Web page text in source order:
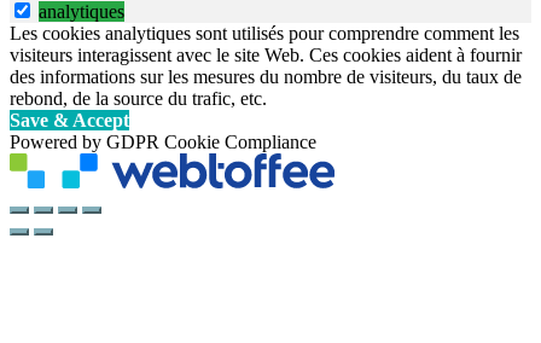
analytiques
Les cookies analytiques sont utilisés pour comprendre comment les
visiteurs interagissent avec le site Web. Ces cookies aident à fournir
des informations sur les mesures du nombre de visiteurs, du taux de
rebond, de la source du trafic, etc.
Save & Accept
Powered by GDPR Cookie Compliance